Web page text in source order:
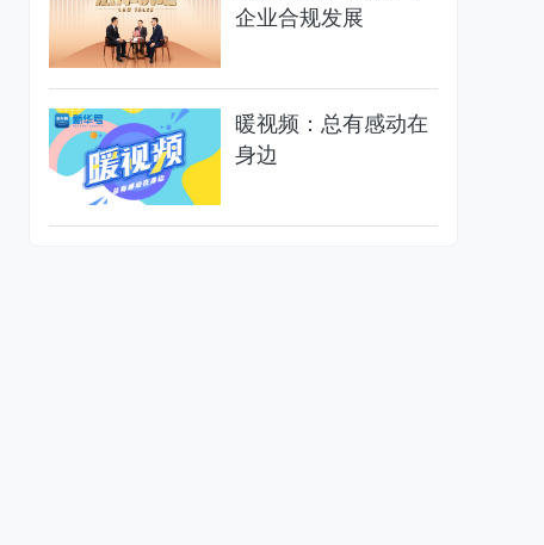
企业合规发展
暖视频：总有感动在
身边